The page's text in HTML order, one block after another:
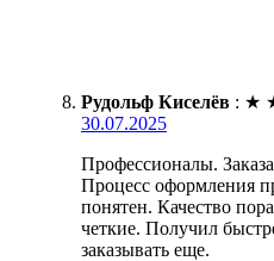
Рудольф Киселёв : ★
30.07.2025
Профессионалы.
Процесс оформления
понятен. Качество
четкие. Получил
заказывать еще.